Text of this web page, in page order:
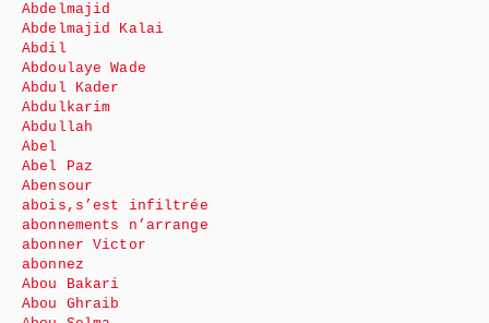
Abdelmajid
Abdelmajid Kalai
Abdil
Abdoulaye Wade
Abdul Kader
Abdulkarim
Abdullah
Abel
Abel Paz
Abensour
abois,s’est infiltrée
abonnements n’arrange
abonner Victor
abonnez
Abou Bakari
Abou Ghraib